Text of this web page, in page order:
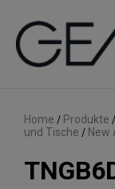
Home / Produkte /
und Tische / New